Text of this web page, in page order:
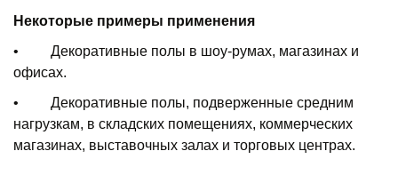
Некоторые примеры применения
• Декоративные полы в шоу-румах, магазинах и
офисах.
• Декоративные полы, подверженные средним
нагрузкам, в складских помещениях, коммерческих
магазинах, выставочных залах и торговых центрах.